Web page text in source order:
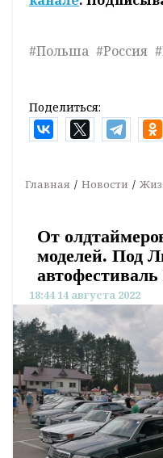
#Польша #Россия
Поделиться:
Главная Новости
От
моделей. Под
18:44 14 августа 2022